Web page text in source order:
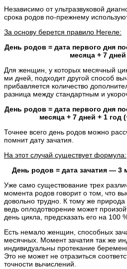
Независимо от ультразвуковой
срока родов по-прежнему
За основу берется правило Негеле:
День родов = дата первого дня
месяца + 7 дней
Для женщин, у которых месячный
ми дней, подходит другой способ
прибавляется количество
разница между стандартным и
День родов = дата первого дня
месяца + 7 дней + 1 год
Точнее всего день родов можно
помнит дату зачатия.
На этот случай существует формула:
День родов = дата зачатия — 3
Уже само существование трех
момента родов говорит о том, что
довольно трудно. К тому же природа
ведь оплодотворение может
день цикла, предсказать его на 100
Есть немало женщин, способных
месячных. Момент зачатия так же
индивидуальны протекание
Это не может не отразиться
точности вычислений.